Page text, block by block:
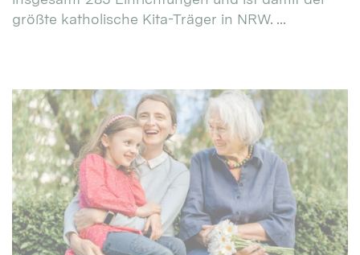
größte katholische Kita-Träger in NRW. ...